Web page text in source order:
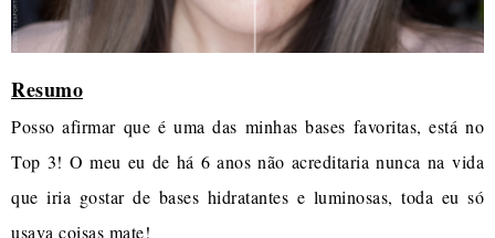
Resumo
Posso afirmar que é uma das minhas bases favoritas, está no
Top 3! O meu eu de há 6 anos não acreditaria nunca na vida
que iria gostar de bases hidratantes e luminosas, toda eu só
usava coisas mate!